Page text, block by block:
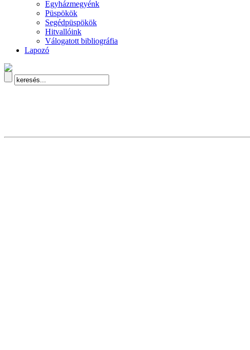
Egyházmegyénk
Püspökök
Segédpüspökök
Hitvallóink
Válogatott bibliográfia
Lapozó